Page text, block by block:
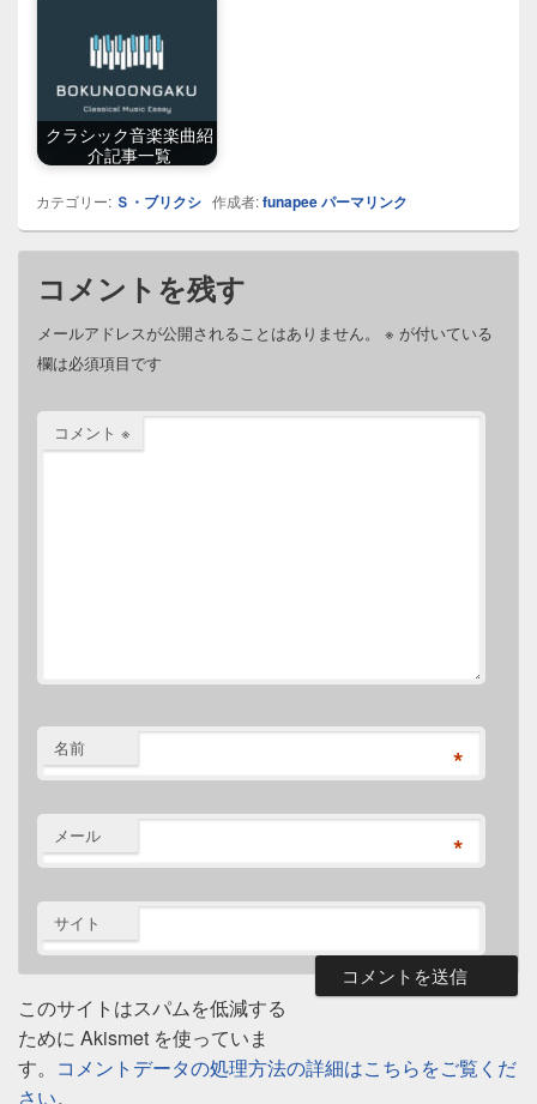
クラシック音楽楽曲紹
介記事一覧
カテゴリー: Ｓ・ブリクシ 作成者:funapeeパーマリンク
コメントを残す
メールアドレスが公開されることはありません。 ※ が付いている
欄は必須項目です
コメント ※
名前 *
メール *
サイト
このサイトはスパムを低減する
ために Akismet を使っていま
す。 コメントデータの処理方法の詳細はこちらをご覧くだ
さい。